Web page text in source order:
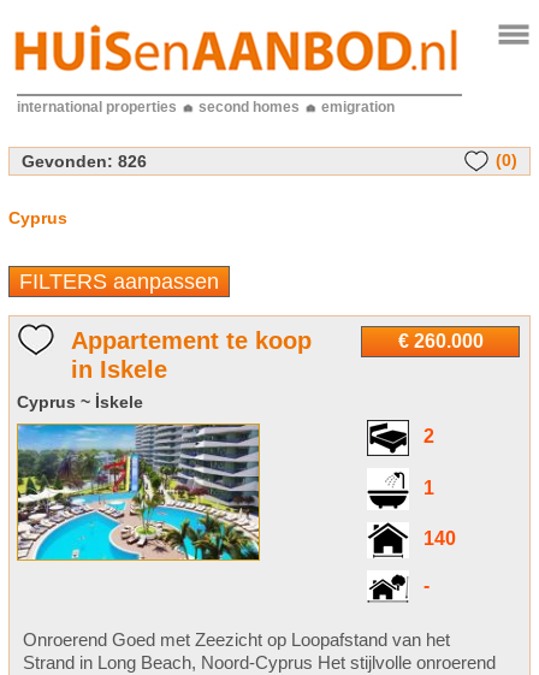
international properties second homes emigration
Gevonden: 826 (0)
Cyprus
FILTERS aanpassen
€ 260.000
Appartement te koop
in Iskele
Cyprus ~ İskele
2
1
140
-
Onroerend Goed met Zeezicht op Loopafstand van het
Strand in Long Beach, Noord-Cyprus Het stijlvolle onroerend